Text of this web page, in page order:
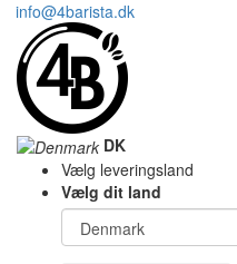
info@4barista.dk
DK
Vælg leveringsland
Vælg dit land